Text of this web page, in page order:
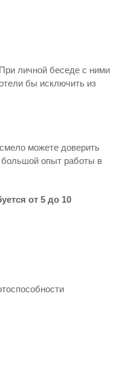
личной беседе с ними
бы исключить из
можете доверить
опыт работы в
от 5 до 10